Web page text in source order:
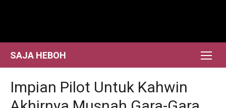
SAJA HEBOH
Impian Pilot Untuk Kahwin